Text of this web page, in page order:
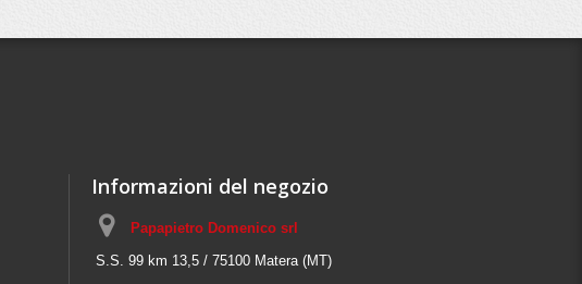
Informazioni del negozio
Papapietro Domenico srl
S.S. 99 km 13,5 / 75100 Matera (MT)